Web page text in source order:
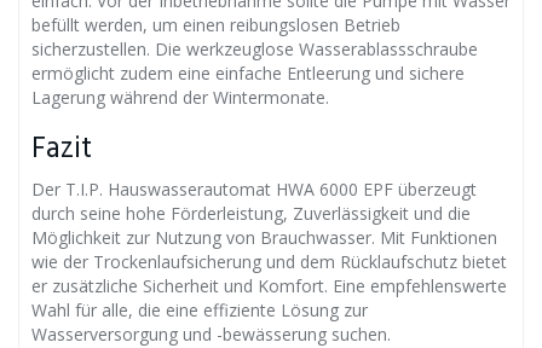
befüllt werden, um einen reibungslosen Betrieb
sicherzustellen. Die werkzeuglose Wasserablassschraube
ermöglicht zudem eine einfache Entleerung und sichere
Lagerung während der Wintermonate.
Fazit
Der T.I.P. Hauswasserautomat HWA 6000 EPF überzeugt
durch seine hohe Förderleistung, Zuverlässigkeit und die
Möglichkeit zur Nutzung von Brauchwasser. Mit Funktionen
wie der Trockenlaufsicherung und dem Rücklaufschutz bietet
er zusätzliche Sicherheit und Komfort. Eine empfehlenswerte
Wahl für alle, die eine effiziente Lösung zur
Wasserversorgung und -bewässerung suchen.